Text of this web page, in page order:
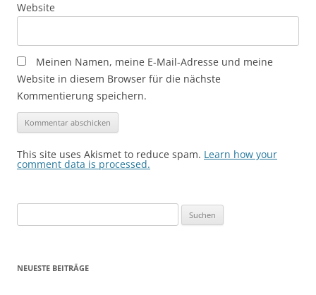
Website
Meinen Namen, meine E-Mail-Adresse und meine
Website in diesem Browser für die nächste
Kommentierung speichern.
This site uses Akismet to reduce spam. Learn how your
comment data is processed.
nach:
NEUESTE BEITRÄGE